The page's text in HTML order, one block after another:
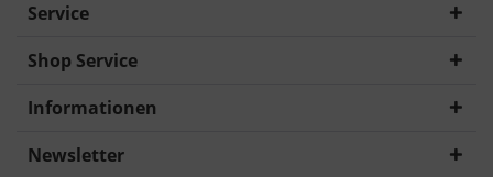
Service
Shop Service
Informationen
Newsletter